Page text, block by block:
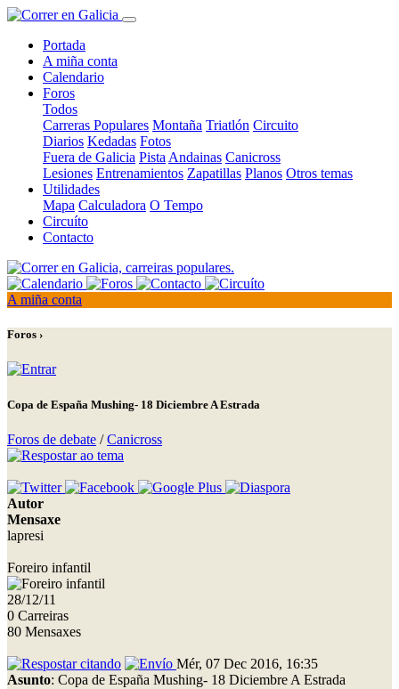
Portada
A miña conta
Calendario
Foros
Todos
Carreras Populares Montaña Triatlón Circuito
Diarios Kedadas Fotos
Fuera de Galicia Pista Andainas Canicross
Lesiones Entrenamientos Zapatillas Planos Otros temas
Utilidades
Mapa Calculadora O Tempo
Circuíto
Contacto
A miña conta
Foros ›
Copa de España Mushing- 18 Diciembre A Estrada
Foros de debate /Canicross
Autor
Mensaxe
lapresi
Foreiro infantil
28/12/11
0 Carreiras
80 Mensaxes
Mér, 07 Dec 2016, 16:35
Asunto: Copa de España Mushing- 18 Diciembre A Estrada